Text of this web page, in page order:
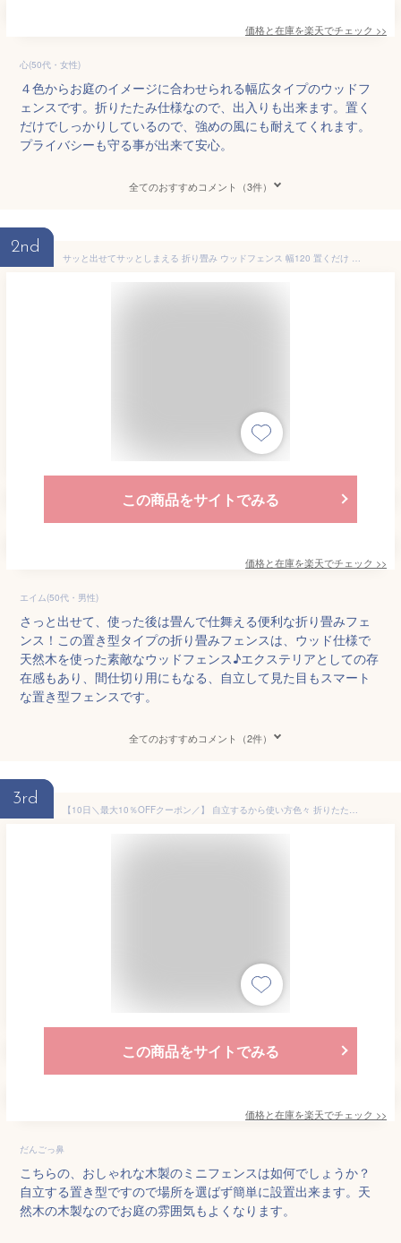
価格と在庫を楽天でチェック >>
心(50代・女性)
４色からお庭のイメージに合わせられる幅広タイプのウッドフ
ェンスです。折りたたみ仕様なので、出入りも出来ます。置く
だけでしっかりしているので、強めの風にも耐えてくれます。
プライバシーも守る事が出来て安心。
全てのおすすめコメント（3件）
2nd
サッと出せてサッとしまえる 折り畳み ウッドフェンス 幅120 置くだけ おしゃれ 木製 ミニフェンス 天然木 ガーデニング 庭 四つ折り エクステリア 園芸 置き型 花壇 柵 横張り 横板 間仕切り 自立
この商品をサイトでみる
価格と在庫を楽天でチェック >>
エイム(50代・男性)
さっと出せて、使った後は畳んで仕舞える便利な折り畳みフェ
ンス！この置き型タイプの折り畳みフェンスは、ウッド仕様で
天然木を使った素敵なウッドフェンス♪エクステリアとしての存
在感もあり、間仕切り用にもなる、自立して見た目もスマート
な置き型フェンスです。
全てのおすすめコメント（2件）
3rd
【10日＼最大10％OFFクーポン／】 自立するから使い方色々 折りたたみ ウッドフェンス 横ボーダー 【送料無料】 置くだけ おしゃれ 木製 ミニフェンス 天然木 ガーデニング 庭 2つ折り エクステリア 園芸 置き型 花壇 柵 横張り 横板 間仕切り 自立
この商品をサイトでみる
価格と在庫を楽天でチェック >>
だんごっ鼻
こちらの、おしゃれな木製のミニフェンスは如何でしょうか？
自立する置き型ですので場所を選ばず簡単に設置出来ます。天
然木の木製なのでお庭の雰囲気もよくなります。